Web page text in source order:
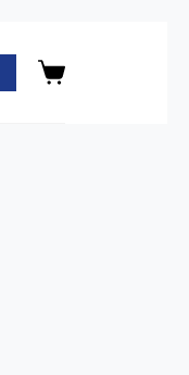
Carro